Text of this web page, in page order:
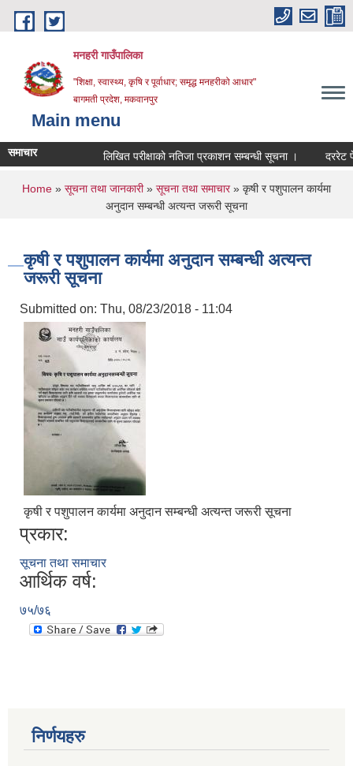
Skip to main content
मनहरी गाउँपालिका
"शिक्षा, स्वास्थ्य, कृषि र पूर्वाधार; समृद्ध मनहरीको आधार"
बागमती प्रदेश, मकवानपुर
Main menu
समाचार लिखित परीक्षाको नतिजा प्रकाशन सम्बन्धी सूचना । दररेट पेश
You are here
Home » सूचना तथा जानकारी» सूचना तथा समाचार» कृषी र पशुपालन कार्यमा
अनुदान सम्बन्धी अत्यन्त जरूरी सूचना
कृषी र पशुपालन कार्यमा अनुदान सम्बन्धी अत्यन्त
जरूरी सूचना
Submitted on: Thu, 08/23/2018 - 11:04
कृषी र पशुपालन कार्यमा अनुदान सम्बन्धी अत्यन्त जरूरी सूचना
प्रकार:
सूचना तथा समाचार
आर्थिक वर्ष:
७५/७६
निर्णयहरु